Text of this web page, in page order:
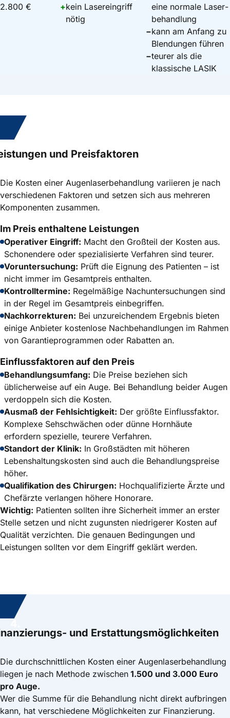
2.800 €
+kein Laser­eingriff
nötig
eine normale Laser­
behandlung
−kann am Anfang zu
Blendungen führen
−teurer als die
klassische LASIK
und Preisfaktoren
Die Kosten einer Augenlaserbehandlung variieren je nach
verschiedenen Faktoren und setzen sich aus mehreren
Komponenten zusammen.
Im Preis enthaltene Leistungen
Operativer Eingriff: Macht den Großteil der Kosten aus.
Schonendere oder spezialisierte Verfahren sind teurer.
Voruntersuchung: Prüft die Eignung des Patienten – ist
nicht immer im Gesamtpreis enthalten.
Kontrolltermine: Regelmäßige Nachuntersuchungen sind
in der Regel im Gesamtpreis einbegriffen.
Nachkorrekturen: Bei unzureichendem Ergebnis bieten
einige Anbieter kostenlose Nachbehandlungen im Rahmen
von Garantieprogrammen oder Rabatten an.
Einflussfaktoren auf den Preis
Behandlungsumfang: Die Preise beziehen sich
üblicherweise auf ein Auge. Bei Behandlung beider Augen
verdoppeln sich die Kosten.
Ausmaß der Fehlsichtigkeit: Der größte Einflussfaktor.
Komplexe Sehschwächen oder dünne Hornhäute
erfordern spezielle, teurere Verfahren.
Standort der Klinik: In Großstädten mit höheren
Lebenshaltungskosten sind auch die Behandlungspreise
höher.
Qualifikation des Chirurgen: Hochqualifizierte Ärzte und
Chefärzte verlangen höhere Honorare.
Wichtig: Patienten sollten ihre Sicherheit immer an erster
Stelle setzen und nicht zugunsten niedrigerer Kosten auf
Qualität verzichten. Die genauen Bedingungen und
Leistungen sollten vor dem Eingriff geklärt werden.
und Erstattungsmöglichkeiten
Die durchschnittlichen Kosten einer Augenlaserbehandlung
liegen je nach Methode zwischen 1.500 und 3.000 Euro
pro Auge.
Wer die Summe für die Behandlung nicht direkt aufbringen
kann, hat verschiedene Möglichkeiten zur Finanzierung.